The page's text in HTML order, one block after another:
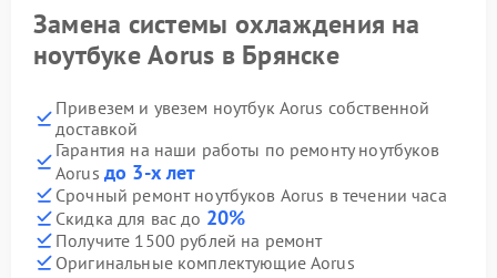
Замена системы охлаждения на
ноутбуке Aorus в Брянске
Привезем и увезем ноутбук Aorus собственной
доставкой
Гарантия на наши работы по ремонту ноутбуков
Aorus до 3-х лет
Срочный ремонт ноутбуков Aorus в течении часа
Скидка для вас до 20%
Получите 1500 рублей на ремонт
Оригинальные комплектующие Aorus